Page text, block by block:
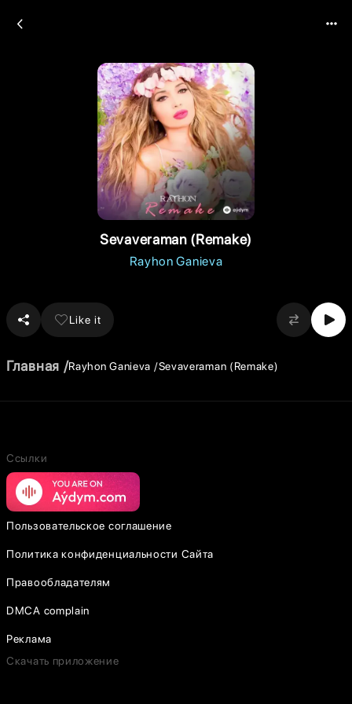
Sevaveraman (Remake)
Rayhon Ganieva
Like it
Главная Rayhon Ganieva Sevaveraman (Remake)
Ссылки
Пользовательское соглашение
Политика конфиденциальности Сайта
Правообладателям
DMCA complain
Реклама
Скачать приложение